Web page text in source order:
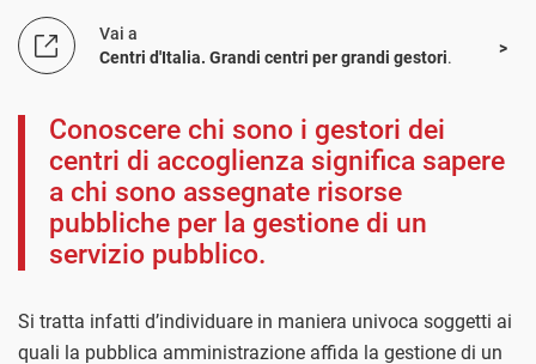
Vai a
Centri d'Italia. Grandi centri per grandi gestori.
Conoscere chi sono i gestori dei
centri di accoglienza significa sapere
a chi sono assegnate risorse
pubbliche per la gestione di un
servizio pubblico.
Si tratta infatti d’individuare in maniera univoca soggetti ai
quali la pubblica amministrazione affida la gestione di un